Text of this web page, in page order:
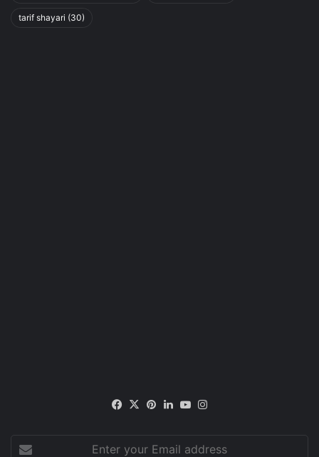
tarif shayari (30)
Facebook
X Pinterest
LinkedInYouTube